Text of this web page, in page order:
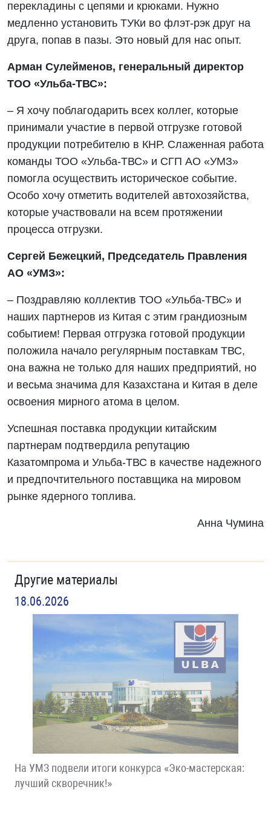
перекладины с цепями и крюками. Нужно
медленно установить ТУКи во флэт-рэк друг на
друга, попав в пазы. Это новый для нас опыт.
Арман Сулейменов, генеральный директор
ТОО «Ульба-ТВС»:
– Я хочу поблагодарить всех коллег, которые
принимали участие в первой отгрузке готовой
продукции потребителю в КНР. Слаженная работа
команды ТОО «Ульба-ТВС» и СГП АО «УМЗ»
помогла осуществить историческое событие.
Особо хочу отметить водителей автохозяйства,
которые участвовали на всем протяжении
процесса отгрузки.
Сергей Бежецкий, Председатель Правления
АО «УМЗ»:
– Поздравляю коллектив ТОО «Ульба-ТВС» и
наших партнеров из Китая с этим грандиозным
событием! Первая отгрузка готовой продукции
положила начало регулярным поставкам ТВС,
она важна не только для наших предприятий, но
и весьма значима для Казахстана и Китая в деле
освоения мирного атома в целом.
Успешная поставка продукции китайским
партнерам подтвердила репутацию
Казатомпрома и Ульба-ТВС в качестве надежного
и предпочтительного поставщика на мировом
рынке ядерного топлива.
Анна Чумина
Другие материалы
18.06.2026
На УМЗ подвели итоги конкурса «Эко-мастерская:
лучший скворечник!»